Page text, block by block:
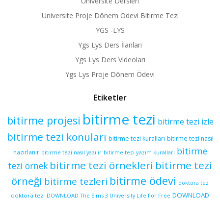
Üniversite Proje Dönem Ödevi Bitirme Tezi
YGS -LYS
Ygs Lys Ders İlanları
Ygs Lys Ders Videoları
Ygs Lys Proje Dönem Ödevi
Etiketler
bitirme projesi bitirme tezi bitirme tezi izle
bitirme tezi konuları bitirme tezi kuralları bitirme tezi nasıl
hazırlanır bitirme tezi nasıl yazılır bitirme tezi yazım kuralları bitirme
tezi örnek bitirme tezi örnekleri bitirme tezi
örneği bitirme tezleri bitirme ödevi doktora tez
doktora tezi DOWNLOAD The Sims 3 University Life For Free DOWNLOAD